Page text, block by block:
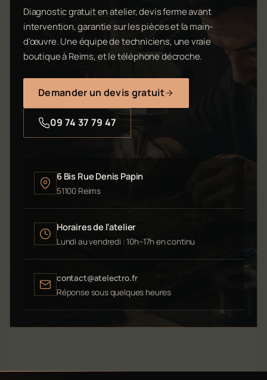
Diagnostic gratuit en atelier, devis ferme avant
intervention, garantie sur les pièces et la main-
d'œuvre. Une équipe de techniciens, une vraie
boutique à Reims, et le téléphone décroche.
Demander un devis gratuit
09 74 37 79 47
6 Bis Rue Denis Papin
51100 Reims
Horaires de l'atelier
Lundi au vendredi : 10h–17h en continu
contact@atelectro.fr
Réponse sous quelques heures